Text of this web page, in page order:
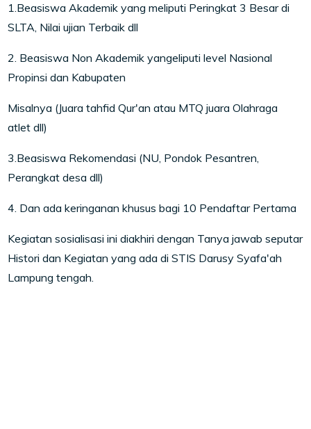
1.Beasiswa Akademik yang meliputi Peringkat 3 Besar di
SLTA, Nilai ujian Terbaik dll
2. Beasiswa Non Akademik yangeliputi level Nasional
Propinsi dan Kabupaten
Misalnya (Juara tahfid Qur'an atau MTQ juara Olahraga
atlet dll)
3.Beasiswa Rekomendasi (NU, Pondok Pesantren,
Perangkat desa dll)
4. Dan ada keringanan khusus bagi 10 Pendaftar Pertama
Kegiatan sosialisasi ini diakhiri dengan Tanya jawab seputar
Histori dan Kegiatan yang ada di STIS Darusy Syafa'ah
Lampung tengah.